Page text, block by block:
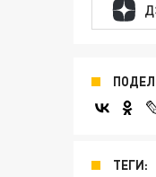
ТЕГИ: